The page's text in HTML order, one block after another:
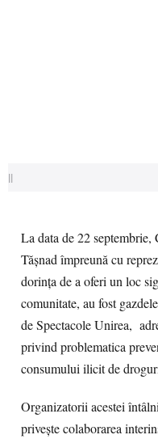
||
La data de 22
Tășnad împreună cu
dorința de a oferi un loc
comunitate, au fost
de Spectacole Unirea,
privind problematica
consumului ilicit de
Organizatorii acestei
privește colaborarea